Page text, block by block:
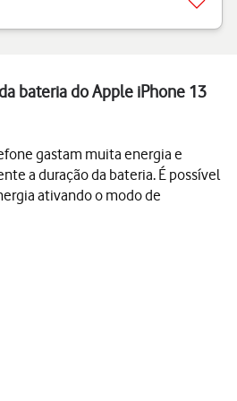
bateria do Apple iPhone 13
gastam muita energia e
a duração da bateria. É possível
ativando o modo de